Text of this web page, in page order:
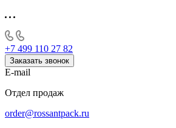
+7 499 110 27 82
Заказать звонок
E-mail
Отдел продаж
order@rossantpack.ru